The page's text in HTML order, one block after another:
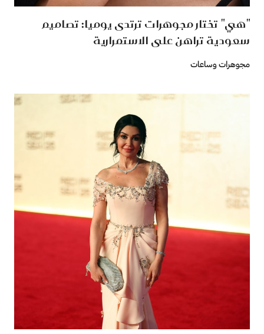
"هي" تختار مجوهرات ترتدى يوميا: تصاميم
سعودية تراهن على الاستمرارية
مجوهرات وساعات